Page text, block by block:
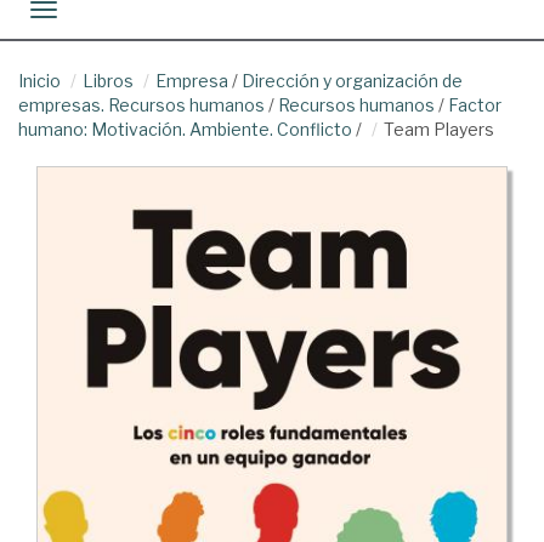
Toggle navigation
Inicio Libros Empresa / Dirección y organización de
empresas. Recursos humanos / Recursos humanos / Factor
humano: Motivación. Ambiente. Conflicto / Team Players